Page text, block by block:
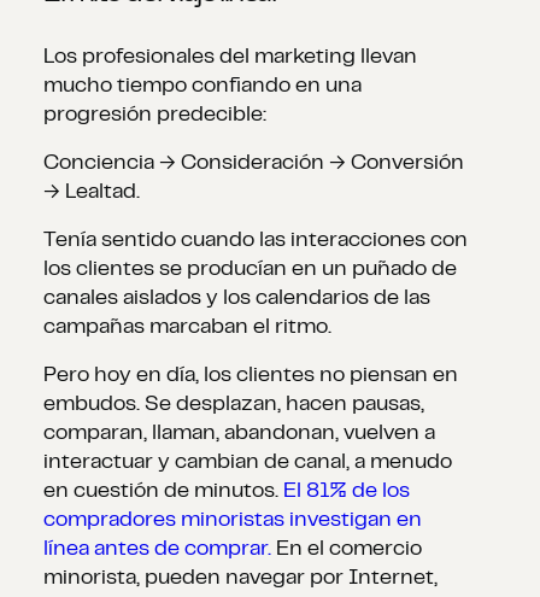
Los profesionales del marketing llevan
mucho tiempo confiando en una
progresión predecible:
Conciencia → Consideración → Conversión
→ Lealtad.
Tenía sentido cuando las interacciones con
los clientes se producían en un puñado de
canales aislados y los calendarios de las
campañas marcaban el ritmo.
Pero hoy en día, los clientes no piensan en
embudos. Se desplazan, hacen pausas,
comparan, llaman, abandonan, vuelven a
interactuar y cambian de canal, a menudo
en cuestión de minutos. El 81% de los
compradores minoristas investigan en
línea antes de comprar. En el comercio
minorista, pueden navegar por Internet,